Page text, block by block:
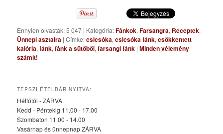
Ennyien olvasták: 5 047 | Kategória:Fánkok,Farsangra, Receptek,
Ünnepi asztalra |Címke:csicsóka,csicsóka fánk,csökkentett
kalória,fánk,fánk a sütőből,farsangi fánk |Minden vélemény
számít!
TEPSZI ÉTELBÁR NYITVA:
Hétfőtől - ZÁRVA
Kedd - Péntekig 11.00 - 17.00
Szombaton 11.00 - 14.00
Vasárnap és ünnepnap ZÁRVA